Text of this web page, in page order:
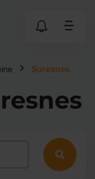
Suresnes